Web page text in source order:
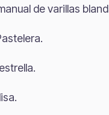
de varillas